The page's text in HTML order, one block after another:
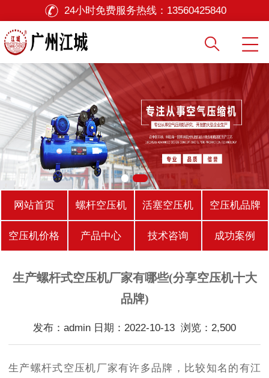
24小时免费服务热线： 13560425840
网站首页 螺杆空压机 活塞空压机 空压机品牌
空压机价格 产品中心 技术咨询 成功案例
生产螺杆式空压机厂家有哪些(分享空压机十大
品牌)
发布：admin 日期：2022-10-13 浏览：2,500
生产螺杆式空压机厂家有许多品牌，比较知名的有江